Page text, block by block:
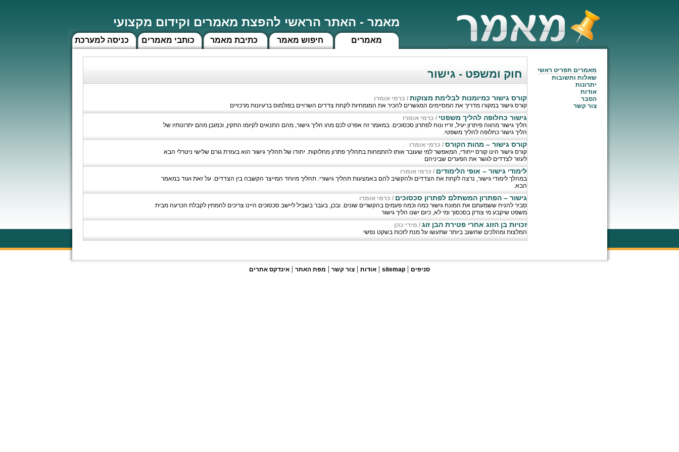
מאמר - האתר הראשי להפצת מאמרים וקידום מקצועי
כניסה למערכת כותבי מאמרים כתיבת מאמר חיפוש מאמר מאמרים
חוק ומשפט - גישור
קורס גישור כמיומנות לבלימת מצוקות / כרמי אומרו
קורס גישור במקורו מדריך את המסיימים המגשרים להכיר את המומחיות לקחת צדדים השרויים בפולמוס ברעיונות מרכזיים
גישור כחלופה להליך משפטי / כרמי אומרו
הליך גישור מהווה פיתרון יעיל, זריז ונוח לפתרון סכסוכים. במאמר זה אפרט לכם מהו הליך גישור, מהם התנאים לקיומו התקין, וכמובן מהם יתרונותיו של
הליך גישור כחלופה להליך משפטי.
קורס גישור – מהות הקורס / כרמי אומרו
קורס גישור הינו קורס ייחודי, המאפשר למי שעובר אותו להתמחות בתהליך פתרון מחלוקות. יחודו של תהליך גישור הוא בעזרת גורם שלישי ניטרלי הבא
לעזור לצדדים לגשר את הפערים שביניהם
לימודי גישור – אופי הלימודים / כרמי אומרו
במהלך לימודי גישור, נרצה לקחת את הצדדים ולהקשיב להם באמצעות תהליך גישורי. תהליך מיוחד המייצר הקשבה בין הצדדים. על זאת ועוד במאמר
הבא.
גישור – הפתרון המשתלם לפתרון סכסוכים / כרמי אומרו
סביר להניח ששמעתם את המונח גישור כמה וכמה פעמים בהקשרים שונים. ובכן, בעבר בשביל ליישב סכסוכים היינו צריכים להמתין לקבלת הכרעה מבית
משפט שיקבע מי צודק בסכסוך ומי לא, כיום ישנו הליך גישור
זכויות בן הזוג אחרי פטירת הבן זוג / מירי כהן
המלצות ומהלכים שחשוב ביותר שתעשו על מנת לזכות בשקט נפשי
מאמרים תפריט ראשי
שאלות ותשובות
יתרונות
אודות
הסבר
צור קשר
אודות | צור קשר | מפת האתר | אינדקס אתרים | sitemap | סניפים